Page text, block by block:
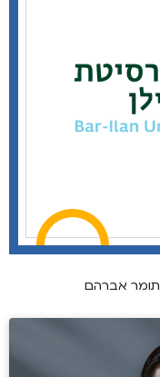
תומר אברהם